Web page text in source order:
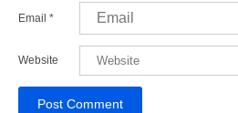
Email *
Website